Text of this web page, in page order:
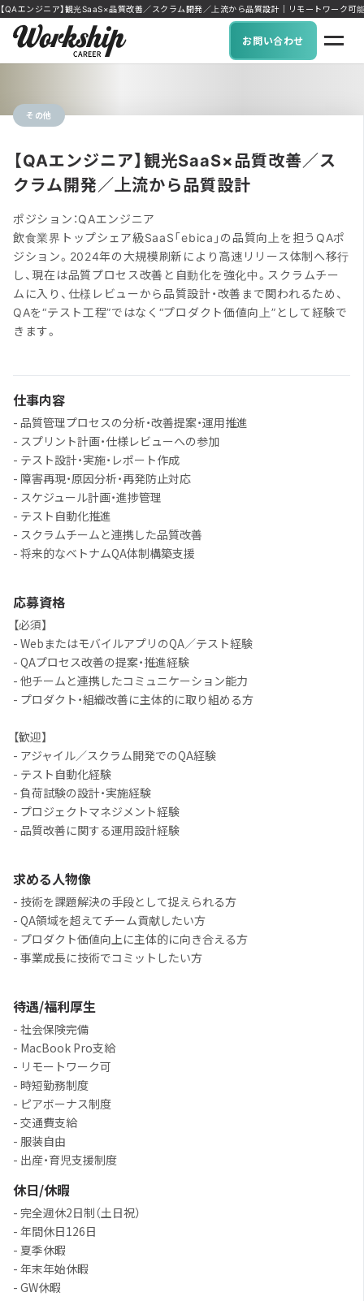
【QAエンジニア】観光SaaS×品質改善／スクラム開発／上流から品質設計｜リモートワーク可
お問い合わせ
その他
【QAエンジニア】観光SaaS×品質改善／ス
クラム開発／上流から品質設計
ポジション：QAエンジニア
飲食業界トップシェア級SaaS「ebica」の品質向上を担うQAポ
ジション。2024年の大規模刷新により高速リリース体制へ移行
し、現在は品質プロセス改善と自動化を強化中。スクラムチー
ムに入り、仕様レビューから品質設計・改善まで関われるため、
QAを“テスト工程”ではなく“プロダクト価値向上”として経験で
きます。
仕事内容
- 品質管理プロセスの分析・改善提案・運用推進
- スプリント計画・仕様レビューへの参加
- テスト設計・実施・レポート作成
- 障害再現・原因分析・再発防止対応
- スケジュール計画・進捗管理
- テスト自動化推進
- スクラムチームと連携した品質改善
- 将来的なベトナムQA体制構築支援
応募資格
【必須】
- WebまたはモバイルアプリのQA／テスト経験
- QAプロセス改善の提案・推進経験
- 他チームと連携したコミュニケーション能力
- プロダクト・組織改善に主体的に取り組める方
【歓迎】
- アジャイル／スクラム開発でのQA経験
- テスト自動化経験
- 負荷試験の設計・実施経験
- プロジェクトマネジメント経験
- 品質改善に関する運用設計経験
求める人物像
- 技術を課題解決の手段として捉えられる方
- QA領域を超えてチーム貢献したい方
- プロダクト価値向上に主体的に向き合える方
- 事業成長に技術でコミットしたい方
待遇/福利厚生
- 社会保険完備
- MacBook Pro支給
- リモートワーク可
- 時短勤務制度
- ピアボーナス制度
- 交通費支給
- 服装自由
- 出産・育児支援制度
休日/休暇
- 完全週休2日制（土日祝）
- 年間休日126日
- 夏季休暇
- 年末年始休暇
- GW休暇